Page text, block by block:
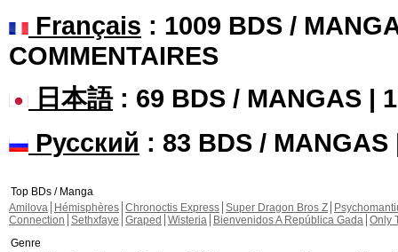
Français : 1009 BDS /
COMMENTAIRES
日本語: 69 BDS / MANGAS |
Русский : 83 BDS / MANGAS
Top BDs / Manga
Amilova
Hémisphères Chronoctis Express Super Dragon Bros Z
Connection Sethxfaye Graped Wisteria Bienvenidos A República Gada Only
Genre